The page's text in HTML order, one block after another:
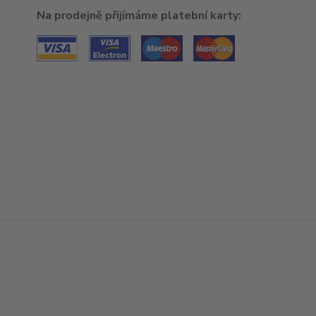
Na prodejně přijímáme platební karty: